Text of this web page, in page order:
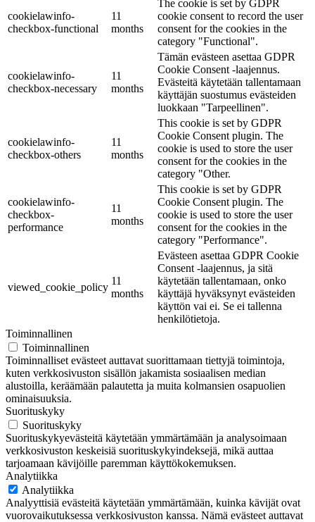
cookielawinfo-
checkbox-functional
11
months
The cookie is set by GDPR
cookie consent to record the user
consent for the cookies in the
category "Functional".
cookielawinfo-
checkbox-necessary
11
months
Tämän evästeen asettaa GDPR
Cookie Consent -laajennus.
Evästeitä käytetään tallentamaan
käyttäjän suostumus evästeiden
luokkaan "Tarpeellinen".
cookielawinfo-
checkbox-others
11
months
This cookie is set by GDPR
Cookie Consent plugin. The
cookie is used to store the user
consent for the cookies in the
category "Other.
cookielawinfo-
checkbox-
performance
11
months
This cookie is set by GDPR
Cookie Consent plugin. The
cookie is used to store the user
consent for the cookies in the
category "Performance".
viewed_cookie_policy
11
months
Evästeen asettaa GDPR Cookie
Consent -laajennus, ja sitä
käytetään tallentamaan, onko
käyttäjä hyväksynyt evästeiden
käyttön vai ei. Se ei tallenna
henkilötietoja.
Toiminnallinen
Toiminnallinen
Toiminnalliset evästeet auttavat suorittamaan tiettyjä toimintoja,
kuten verkkosivuston sisällön jakamista sosiaalisen median
alustoilla, keräämään palautetta ja muita kolmansien osapuolien
ominaisuuksia.
Suorituskyky
Suorituskyky
Suorituskykyevästeitä käytetään ymmärtämään ja analysoimaan
verkkosivuston keskeisiä suorituskykyindeksejä, mikä auttaa
tarjoamaan kävijöille paremman käyttökokemuksen.
Analytiikka
Analytiikka
Analyyttisiä evästeitä käytetään ymmärtämään, kuinka kävijät ovat
vuorovaikutuksessa verkkosivuston kanssa. Nämä evästeet auttavat